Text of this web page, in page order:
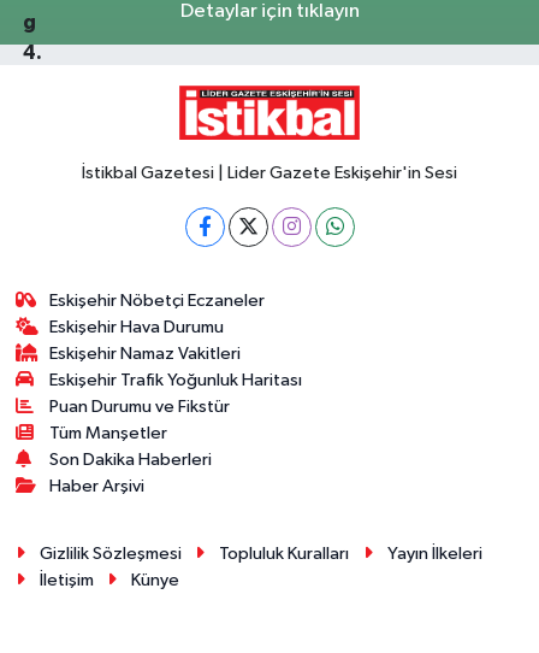
Detaylar için tıklayın
İstikbal Gazetesi | Lider Gazete Eskişehir'in Sesi
Eskişehir Nöbetçi Eczaneler
Eskişehir Hava Durumu
Eskişehir Namaz Vakitleri
Eskişehir Trafik Yoğunluk Haritası
Puan Durumu ve Fikstür
Tüm Manşetler
Son Dakika Haberleri
Haber Arşivi
Gizlilik Sözleşmesi Topluluk Kuralları
Yayın İlkeleri
İletişim
Künye